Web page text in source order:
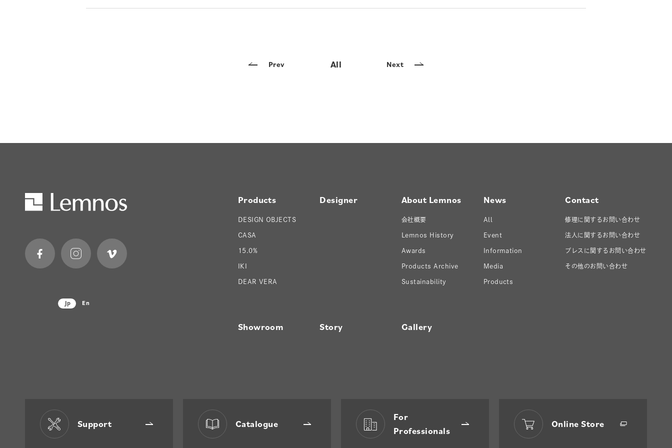
Prev All Next
Jp En
Products
DESIGN OBJECTS
CASA
15.0%
IKI
DEAR VERA
Designer About Lemnos
会社概要
Lemnos History
Awards
Products Archive
Sustainability
News
All
Event
Information
Media
Products
Contact
修理に関するお問い合わせ
法人に関するお問い合わせ
プレスに関するお問い合わせ
その他のお問い合わせ
Showroom Story Gallery
Support Catalogue
For
Professionals
Online Store